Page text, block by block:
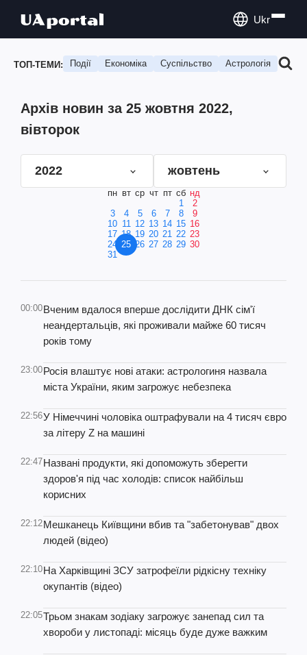
Ukr
ТОП-ТЕМИ: Події Економіка Суспільство Астрологія
Архів новин за 25 жовтня 2022,
вівторок
2022 жовтень
пн вт ср чт пт сб нд
1
2
3
4 5 6 7 8
9
10 11 12 13 14 15 16
17 18 19 20 21 22 23
24 25 26 27 28 29 30
31
00:00Вченим вдалося вперше дослідити ДНК сім'ї
неандертальців, які проживали майже 60 тисяч
років тому
23:00Росія влаштує нові атаки: астрологиня назвала
міста України, яким загрожує небезпека
22:56У Німеччині чоловіка оштрафували на 4 тисяч євро
за літеру Z на машині
22:47Названі продукти, які допоможуть зберегти
здоров'я під час холодів: список найбільш
корисних
22:12Мешканець Київщини вбив та "забетонував" двох
людей (відео)
22:10На Харківщині ЗСУ затрофеїли рідкісну техніку
окупантів (відео)
22:05Трьом знакам зодіаку загрожує занепад сил та
хвороби у листопаді: місяць буде дуже важким